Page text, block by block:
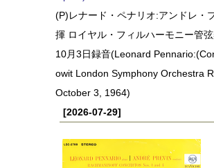
(P)レナード・ペナリオ:アンドレ・
揮 ロイヤル・フィルハーモニー管
10月3日録音(Leonard
owit London Symphony Orchestra
October 3, 1964)
[2026-07-29]